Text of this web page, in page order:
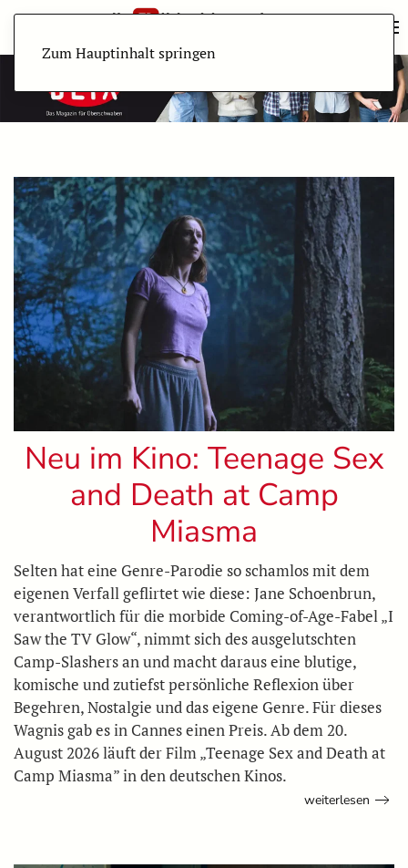
Zum Hauptinhalt springen
Neu im Kino: Teenage Sex
and Death at Camp
Miasma
Selten hat eine Genre-Parodie so schamlos mit dem
eigenen Verfall geflirtet wie diese: Jane Schoenbrun,
verantwortlich für die morbide Coming-of-Age-Fabel „I
Saw the TV Glow“, nimmt sich des ausgelutschten
Camp-Slashers an und macht daraus eine blutige,
komische und zutiefst persönliche Reflexion über
Begehren, Nostalgie und das eigene Genre. Für dieses
Wagnis gab es in Cannes einen Preis. Ab dem 20.
August 2026 läuft der Film „Teenage Sex and Death at
Camp Miasma” in den deutschen Kinos.
weiterlesen